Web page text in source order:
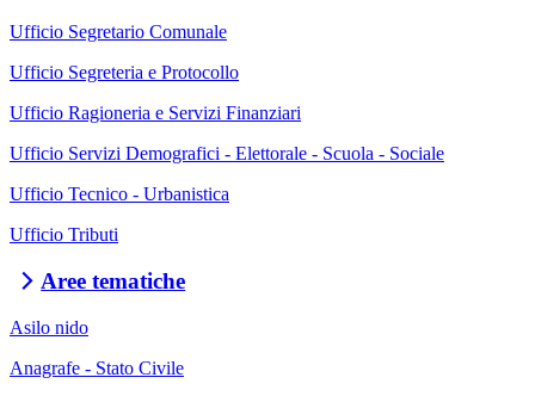
Ufficio Segretario Comunale
Ufficio Segreteria e Protocollo
Ufficio Ragioneria e Servizi Finanziari
Ufficio Servizi Demografici - Elettorale - Scuola - Sociale
Ufficio Tecnico - Urbanistica
Ufficio Tributi
Aree tematiche
Asilo nido
Anagrafe - Stato Civile